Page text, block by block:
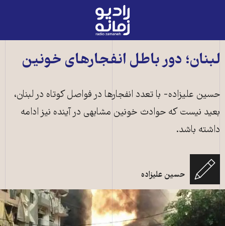
رادیو
زمانه
به
صفحه
لبنان؛ دور باطل انفجارهای خونین
حسین علیزاده- با تعدد انفجارها در فواصل کوتاه در لبنان،
بعید نیست که حوادث خونین مشابهی در آینده نیز ادامه
داشته باشد.
حسین علیزاده